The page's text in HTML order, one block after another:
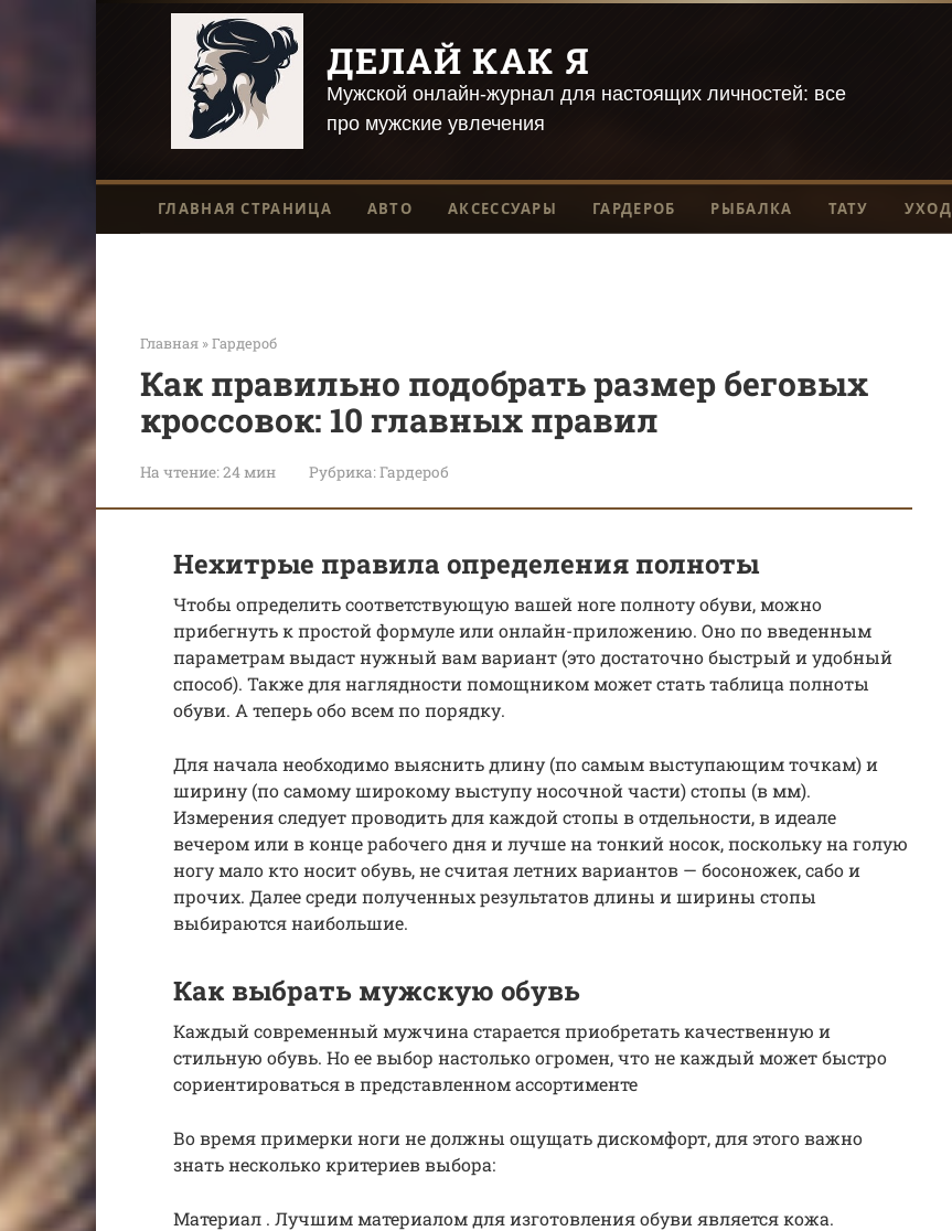
ДЕЛАЙ КАК Я
Мужской онлайн-журнал для настоящих личностей: все
про мужские увлечения
ГЛАВНАЯ СТРАНИЦА АВТО АКСЕССУАРЫ ГАРДЕРОБ РЫБАЛКА ТАТУ УХОД
Главная »Гардероб
Как правильно подобрать размер беговых
кроссовок: 10 главных правил
На чтение:24 мин Рубрика:Гардероб
Нехитрые правила определения полноты
Чтобы определить соответствующую вашей ноге полноту обуви, можно
прибегнуть к простой формуле или онлайн-приложению. Оно по введенным
параметрам выдаст нужный вам вариант (это достаточно быстрый и удобный
способ). Также для наглядности помощником может стать таблица полноты
обуви. А теперь обо всем по порядку.
Для начала необходимо выяснить длину (по самым выступающим точкам) и
ширину (по самому широкому выступу носочной части) стопы (в мм).
Измерения следует проводить для каждой стопы в отдельности, в идеале
вечером или в конце рабочего дня и лучше на тонкий носок, поскольку на голую
ногу мало кто носит обувь, не считая летних вариантов — босоножек, сабо и
прочих. Далее среди полученных результатов длины и ширины стопы
выбираются наибольшие.
Как выбрать мужскую обувь
Каждый современный мужчина старается приобретать качественную и
стильную обувь. Но ее выбор настолько огромен, что не каждый может быстро
сориентироваться в представленном ассортименте
Во время примерки ноги не должны ощущать дискомфорт, для этого важно
знать несколько критериев выбора:
Материал . Лучшим материалом для изготовления обуви является кожа.